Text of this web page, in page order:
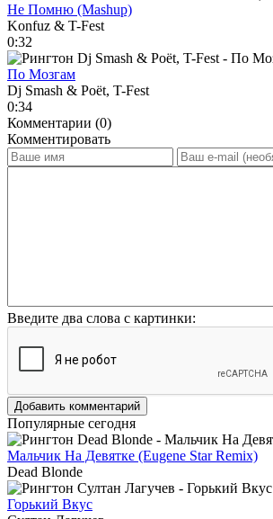
Не Помню (Mashup)
Konfuz & T-Fest
0:32
По Мозгам
Dj Smash & Poët, T-Fest
0:34
Комментарии (0)
Комментировать
Введите два слова с картинки:
Добавить комментарий
Популярные сегодня
Мальчик На Девятке (Eugene Star Remix)
Dead Blonde
Горький Вкус